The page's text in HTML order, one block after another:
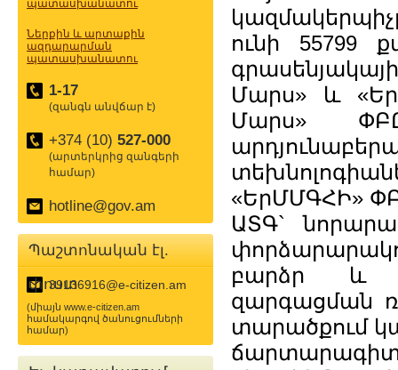
պատասխանատու
Ներքին և արտաքին
ազդարարման
պատասխանատու
1-17
(զանգն անվճար է)
+374 (10) 527-000
(արտերկրից զանգերի
համար)
hotline@gov.am
Պաշտոնական էլ.
փոստ
39136916@e-citizen.am
(միայն www.e-citizen.am
համակարգով ծանուցումների
համար)
ունի 55799
Մարս» և
Մարս»
«ԵրՄՄԳՀԻ»
ԱՏԳ`
բարձր և
զարգացման
տարածքում